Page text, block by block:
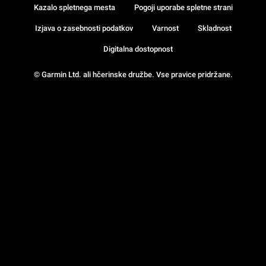
© Garmin Ltd. ali hčerinske družbe. Vse pravice pridržane.
Kazalo spletnega mesta Pogoji uporabe spletne strani
Izjava o zasebnosti podatkov Varnost Skladnost
Digitalna dostopnost